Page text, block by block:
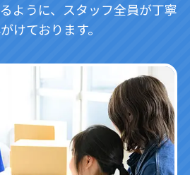
ように、スタッフ全員が丁寧
けております。